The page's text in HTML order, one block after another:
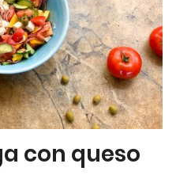
con queso